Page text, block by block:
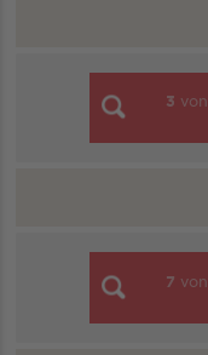
3 von
7 von